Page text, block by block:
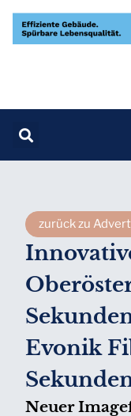
zurück zu
Evonik
Neuer